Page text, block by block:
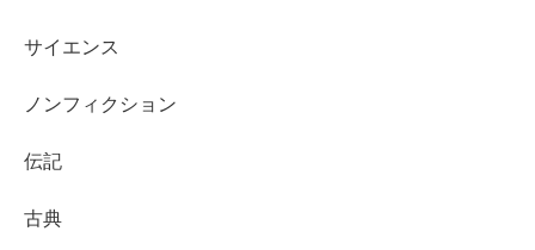
サイエンス
ノンフィクション
伝記
古典